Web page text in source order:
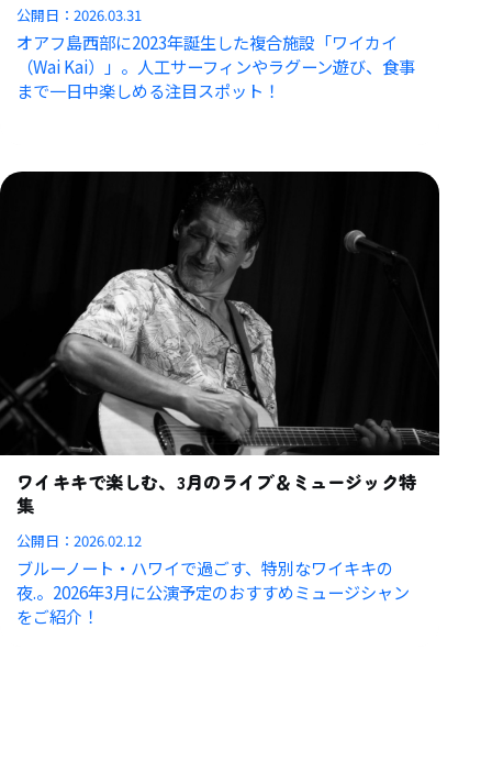
公開日：2026.03.31
オアフ島西部に2023年誕生した複合施設「ワイカイ
（Wai Kai）」。人工サーフィンやラグーン遊び、食事
まで一日中楽しめる注目スポット！
ワイキキで楽しむ、3月のライブ＆ミュージック特
集
公開日：2026.02.12
ブルーノート・ハワイで過ごす、特別なワイキキの
夜.。2026年3月に公演予定のおすすめミュージシャン
をご紹介！